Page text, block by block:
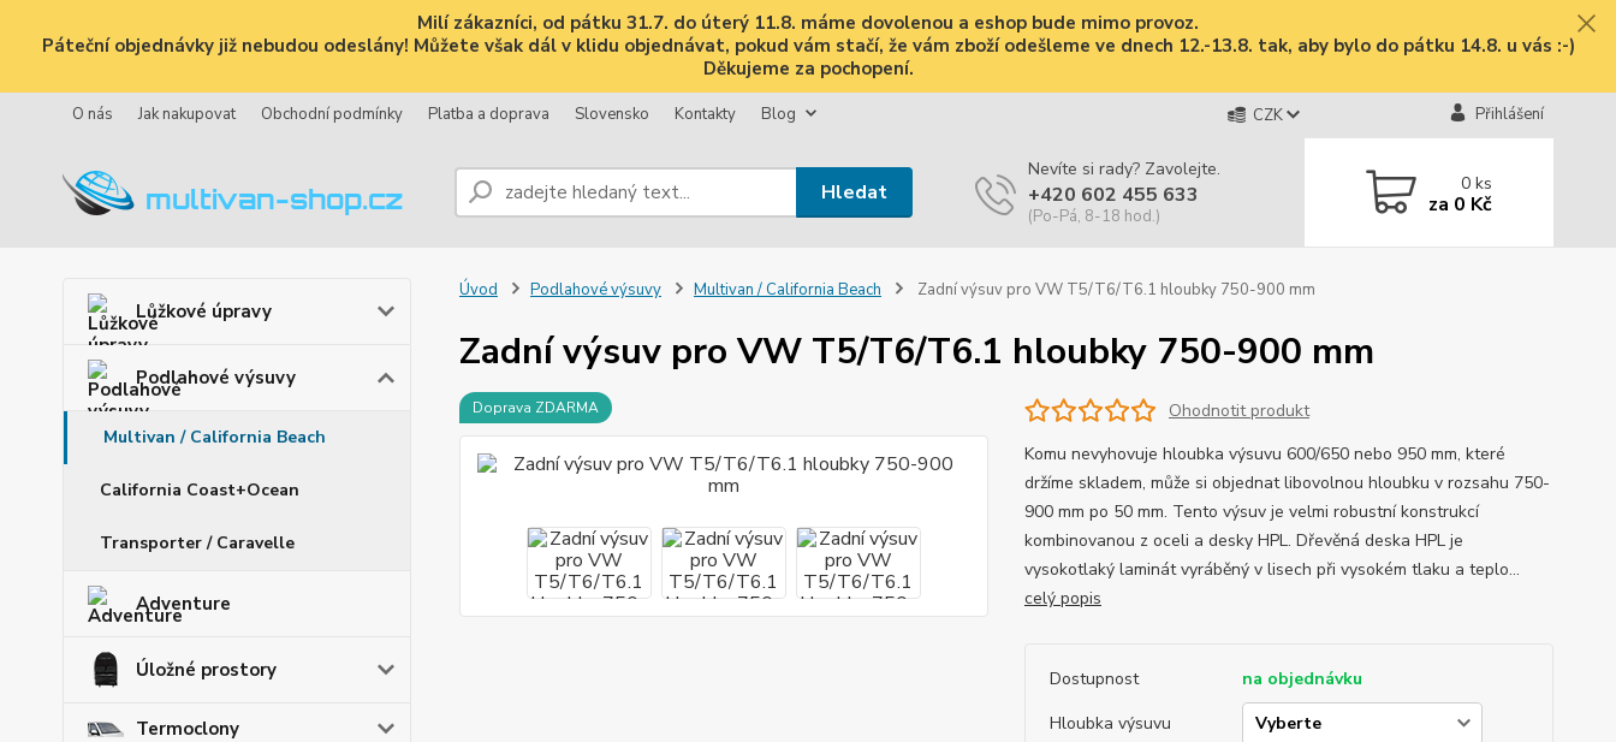
Milí zákazníci, od pátku 31.7. do úterý 11.8. máme dovolenou a eshop bude mimo provoz.
Páteční objednávky již nebudou odeslány! Můžete však dál v klidu objednávat, pokud vám stačí, že vám zboží odešleme ve dnech 12.-13.8. tak, aby bylo do pátku 14.8. u vás :-)
Děkujeme za pochopení.
O nás Jak nakupovat Obchodní podmínky Platba a doprava Slovensko Kontakty Blog CZK Přihlášení
Hledat
Nevíte si rady? Zavolejte.
+420 602 455 633
(Po-Pá, 8-18 hod.)
0ks
za 0 Kč
Lůžkové úpravy
Podlahové výsuvy
Multivan / California Beach
California Coast+Ocean
Transporter / Caravelle
Adventure
Úložné prostory
Termoclony
Úvod Podlahové výsuvy Multivan / California Beach Zadní výsuv pro VW T5/T6/T6.1 hloubky 750-900 mm
Zadní výsuv pro VW T5/T6/T6.1 hloubky 750-900 mm
Doprava ZDARMA
Ohodnotit produkt
Komu nevyhovuje hloubka výsuvu 600/650 nebo 950 mm, které
držíme skladem, může si objednat libovolnou hloubku v rozsahu 750-
900 mm po 50 mm. Tento výsuv je velmi robustní konstrukcí
kombinovanou z oceli a desky HPL. Dřevěná deska HPL je
vysokotlaký laminát vyráběný v lisech při vysokém tlaku a teplo...
celý popis
Dostupnost
na objednávku
Hloubka výsuvu